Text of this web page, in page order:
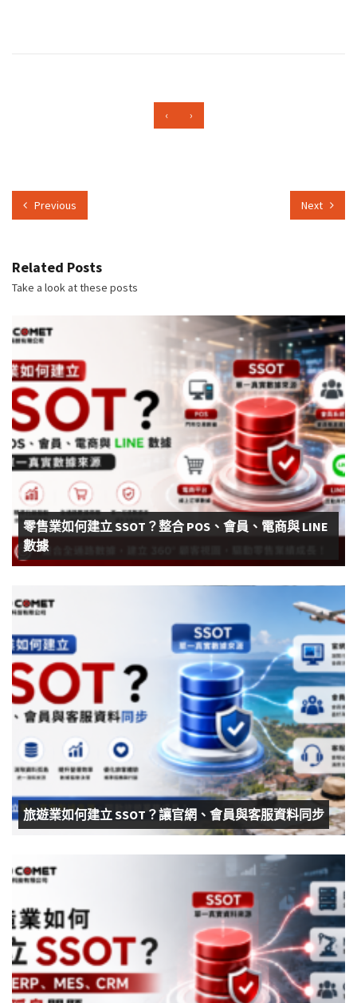
‹ ›
Previous Next
Related Posts
Take a look at these posts
零售業如何建立 SSOT？整合 POS、會員、電商與 LINE
數據
旅遊業如何建立 SSOT？讓官網、會員與客服資料同步